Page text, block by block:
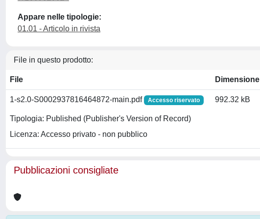
Appare nelle tipologie:
01.01 - Articolo in rivista
File in questo prodotto:
File Dimensione
1-s2.0-S0002937816464872-main.pdf Accesso riservato
Tipologia: Published (Publisher's Version of Record)
Licenza: Accesso privato - non pubblico
992.32 kB
Pubblicazioni consigliate